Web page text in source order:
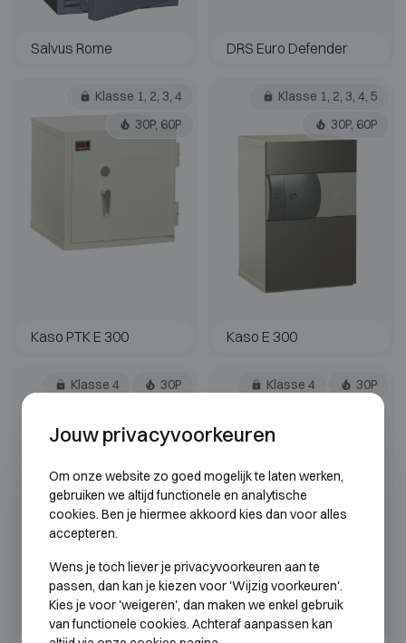
Salvus Rome DRS Euro Defender
Klasse 1, 2, 3, 4
30P, 60P
Kaso PTK E 300
Klasse 1, 2, 3, 4, 5
30P, 60P
Kaso E 300
Klasse 4 30P Klasse 4 30P
Jouw privacyvoorkeuren
Om onze website zo goed mogelijk te laten werken,
gebruiken we altijd functionele en analytische
cookies. Ben je hiermee akkoord kies dan voor alles
accepteren.
Wens je toch liever je privacyvoorkeuren aan te
passen, dan kan je kiezen voor 'Wijzig voorkeuren'.
Kies je voor 'weigeren', dan maken we enkel gebruik
van functionele cookies. Achteraf aanpassen kan